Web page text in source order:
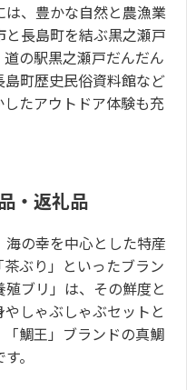
、豊かな自然と農漁業
長島町を結ぶ黒之瀬戸
の駅黒之瀬戸だんだん
町歴史民俗資料館など
たアウトドア体験も充
・返礼品
の幸を中心とした特産
ぶり」といったブラン
ブリ」は、その鮮度と
しゃぶしゃぶセットと
鯛王」ブランドの真鯛
。